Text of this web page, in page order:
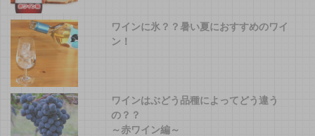
ワインに氷？？暑い夏におすすめのワイ
ン！
ワインはぶどう品種によってどう違う
の？？
～赤ワイン編～